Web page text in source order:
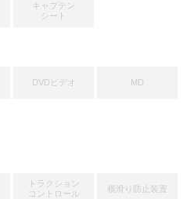
キャプテン
シート
DVDビデオ MD
トラクション
コントロール
横滑り防止装置